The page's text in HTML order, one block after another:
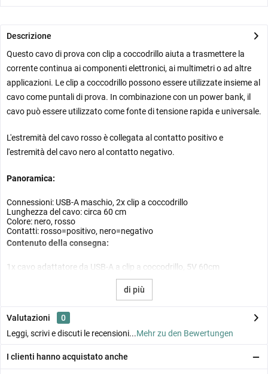
Descrizione
Questo cavo di prova con clip a coccodrillo aiuta a trasmettere la
corrente continua ai componenti elettronici, ai multimetri o ad altre
applicazioni. Le clip a coccodrillo possono essere utilizzate insieme al
cavo come puntali di prova. In combinazione con un power bank, il
cavo può essere utilizzato come fonte di tensione rapida e universale.
L'estremità del cavo rosso è collegata al contatto positivo e
l'estremità del cavo nero al contatto negativo.
Panoramica:
Connessioni: USB-A maschio, 2x clip a coccodrillo
Lunghezza del cavo: circa 60 cm
Colore: nero, rosso
Contatti: rosso=positivo, nero=negativo
Contenuto della consegna:
1x cavo adattatore da USB-A a clip a coccodrillo, 5V 60cm
di più
Valutazioni
0
Leggi, scrivi e discuti le recensioni...Mehr zu den Bewertungen
I clienti hanno acquistato anche